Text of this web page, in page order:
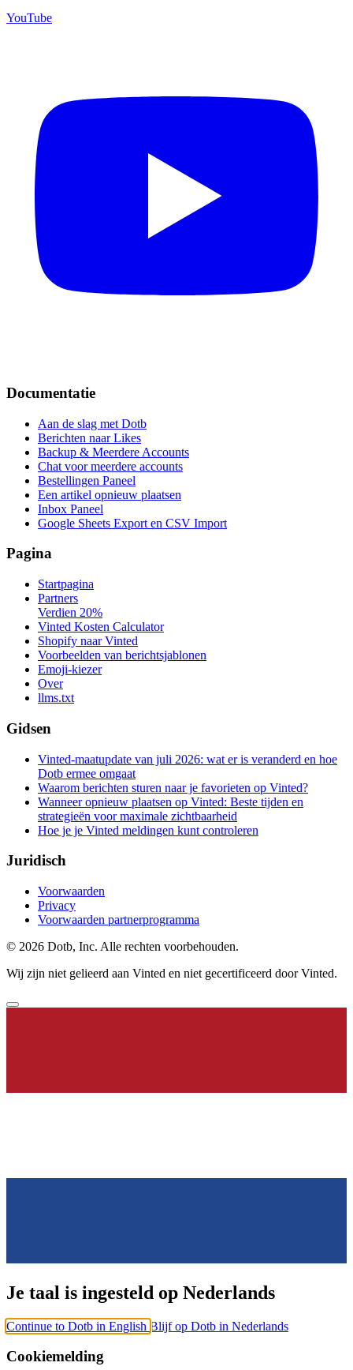
YouTube
Documentatie
Aan de slag met Dotb
Berichten naar Likes
Backup & Meerdere Accounts
Chat voor meerdere accounts
Bestellingen Paneel
Een artikel opnieuw plaatsen
Inbox Paneel
Google Sheets Export en CSV Import
Pagina
Startpagina
Partners
Verdien 20%
Vinted Kosten Calculator
Shopify naar Vinted
Voorbeelden van berichtsjablonen
Emoji-kiezer
Over
llms.txt
Gidsen
Vinted-maatupdate van juli 2026: wat er is veranderd en hoe
Dotb ermee omgaat
Waarom berichten sturen naar je favorieten op Vinted?
Wanneer opnieuw plaatsen op Vinted: Beste tijden en
strategieën voor maximale zichtbaarheid
Hoe je je Vinted meldingen kunt controleren
Juridisch
Voorwaarden
Privacy
Voorwaarden partnerprogramma
© 2026 Dotb, Inc. Alle rechten voorbehouden.
Wij zijn niet gelieerd aan Vinted en niet gecertificeerd door Vinted.
Je taal is ingesteld op Nederlands
Continue to Dotb in English Blijf op Dotb in Nederlands
Cookiemelding